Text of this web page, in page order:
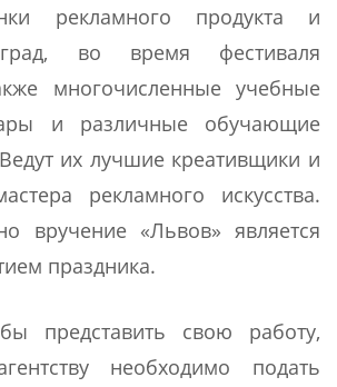
рекламного продукта и
во время фестиваля
многочисленные учебные
и различные обучающие
их лучшие креативщики и
рекламного искусства.
вручение «Львов» является
праздника.
представить свою работу,
необходимо подать